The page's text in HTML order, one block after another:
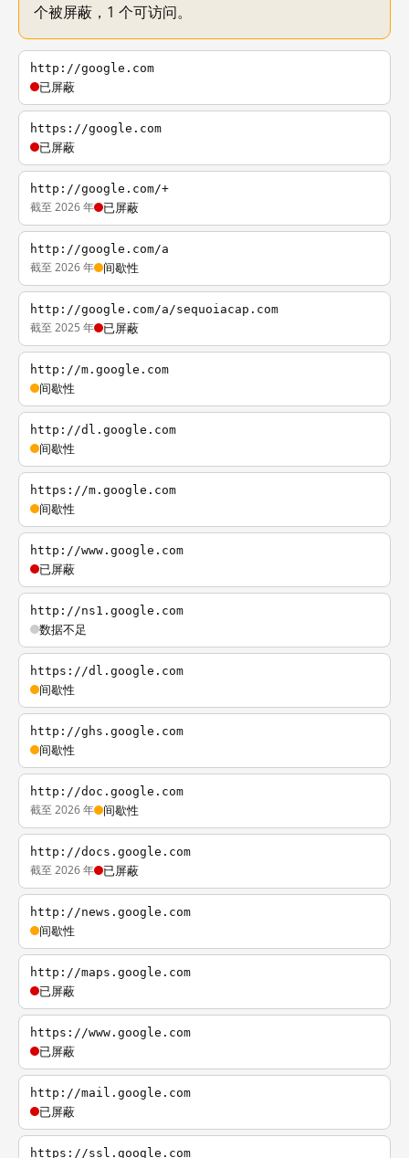
个被屏蔽，1 个可访问。
http://google.com
已屏蔽
https://google.com
已屏蔽
http://google.com/+
截至 2026 年 已屏蔽
http://google.com/a
截至 2026 年 间歇性
http://google.com/a/sequoiacap.com
截至 2025 年 已屏蔽
http://m.google.com
间歇性
http://dl.google.com
间歇性
https://m.google.com
间歇性
http://www.google.com
已屏蔽
http://ns1.google.com
数据不足
https://dl.google.com
间歇性
http://ghs.google.com
间歇性
http://doc.google.com
截至 2026 年 间歇性
http://docs.google.com
截至 2026 年 已屏蔽
http://news.google.com
间歇性
http://maps.google.com
已屏蔽
https://www.google.com
已屏蔽
http://mail.google.com
已屏蔽
https://ssl.google.com